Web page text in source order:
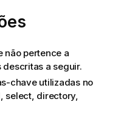
não pertence a
a seguir.
chave utilizadas no
select, directory,